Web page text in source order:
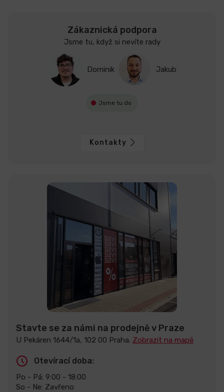
Zákaznická podpora
Jsme tu, když si nevíte rady
Dominik Jakub
Jsme tu do
Kontakty
Stavte se za námi na prodejně v Praze
U Pekáren 1644/1a, 102 00 Praha. Zobrazit na mapě
Otevírací doba:
Po - Pá: 9:00 - 18:00
So - Ne: Zavřeno